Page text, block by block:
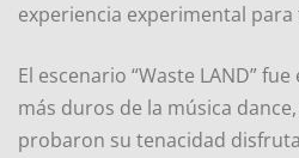
experiencia experimental para
El escenario “Waste LAND”
más duros de la música
probaron su tenacidad